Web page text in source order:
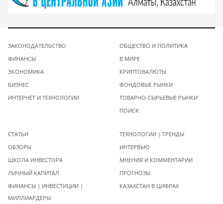
ЗАКОНОДАТЕЛЬСТВО
ФИНАНСЫ
ЭКОНОМИКА
БИЗНЕС
ИНТЕРНЕТ И ТЕХНОЛОГИИ
ОБЩЕСТВО И ПОЛИТИКА
В МИРЕ
КРИПТОВАЛЮТЫ
ФОНДОВЫЕ РЫНКИ
ТОВАРНО-СЫРЬЕВЫЕ РЫНКИ
ПОИСК
СТАТЬИ
ОБЗОРЫ
ШКОЛА ИНВЕСТОРА
ЛИЧНЫЙ КАПИТАЛ
ФИНАНСЫ | ИНВЕСТИЦИИ |
МИЛЛИАРДЕРЫ
ТЕХНОЛОГИИ | ТРЕНДЫ
ИНТЕРВЬЮ
МНЕНИЯ И КОММЕНТАРИИ
ПРОГНОЗЫ
КАЗАХСТАН В ЦИФРАХ